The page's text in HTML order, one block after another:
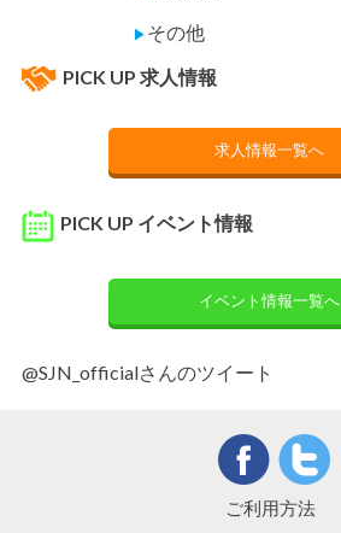
▶ その他
PICK UP 求人情報
求人情報一覧へ
PICK UP イベント情報
イベント情報一覧へ
@SJN_officialさんのツイート
ご利用方法